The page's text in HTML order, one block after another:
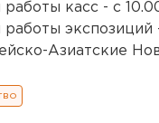
касс - с
экспозиций
Азиатские